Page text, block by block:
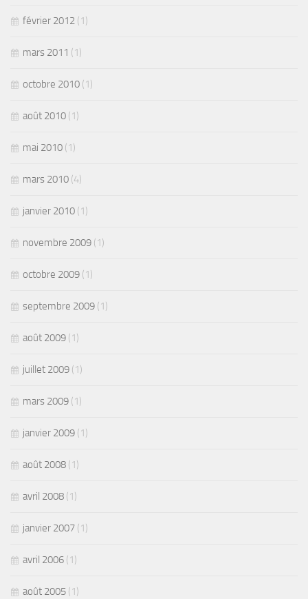
février 2012 (1)
mars 2011 (1)
octobre 2010 (1)
août 2010 (1)
mai 2010 (1)
mars 2010 (4)
janvier 2010 (1)
novembre 2009 (1)
octobre 2009 (1)
septembre 2009 (1)
août 2009 (1)
juillet 2009 (1)
mars 2009 (1)
janvier 2009 (1)
août 2008 (1)
avril 2008 (1)
janvier 2007 (1)
avril 2006 (1)
août 2005 (1)